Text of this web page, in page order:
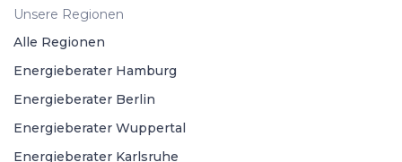
Unsere Regionen
Alle Regionen
Energieberater Hamburg
Energieberater Berlin
Energieberater Wuppertal
Energieberater Karlsruhe